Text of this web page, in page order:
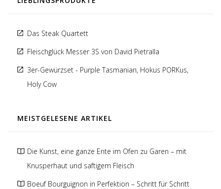
Das Steak Quartett
Fleischglück Messer 3S von David Pietralla
3er-Gewürzset - Purple Tasmanian, Hokus PORKus,
Holy Cow
MEISTGELESENE ARTIKEL
Die Kunst, eine ganze Ente im Ofen zu Garen – mit
Knusperhaut und saftigem Fleisch
Boeuf Bourguignon in Perfektion – Schritt für Schritt